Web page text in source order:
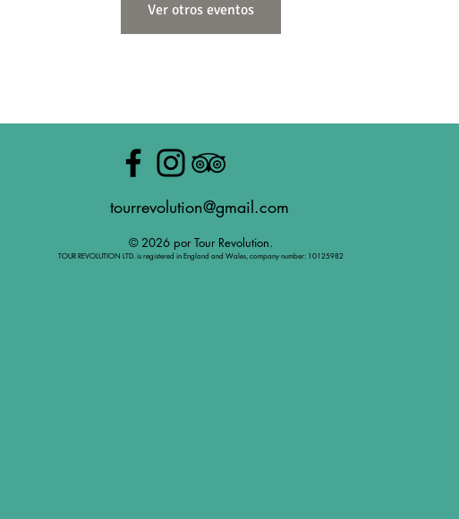
Ver otros eventos
tourrevolution@gmail.com
© 2026 por Tour Revolution.
TOUR REVOLUTION LTD. is registered in England and Wales, company number: 10125982